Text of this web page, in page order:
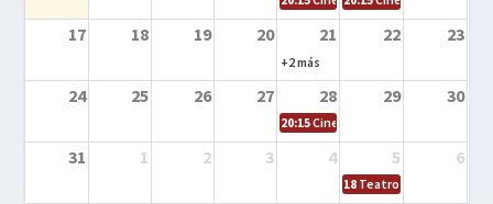
17 18 19 20 21 22 23
+2 más
24 25 26 27 28 29 30
20:15Cine en el calle – Tintín y el
31 1 2 3 4 5 6
18 Teatro – Tres